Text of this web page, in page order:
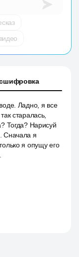
Ладно, я все
старалась,
Тогда? Нарисуй
Сначала я
я опущу его